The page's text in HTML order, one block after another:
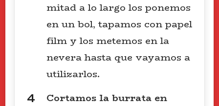
mitad a lo largo los ponemos
en un bol, tapamos con papel
film y los metemos en la
nevera hasta que vayamos a
utilizarlos.
Cortamos la burrata en